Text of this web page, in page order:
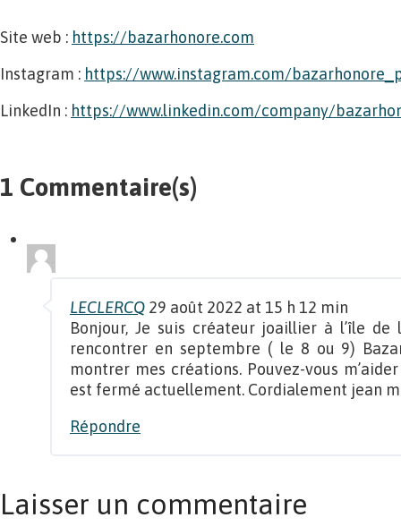
Site web : https://bazarhonore.com
Instagram : https://www.instagram.com/
LinkedIn : https://www.linkedin.com/company/
1 Commentaire(s)
LECLERCQ 29 août 2022 at 15 h 12 min
Bonjour, Je suis créateur joaillier à l’île
rencontrer en septembre ( le 8 ou 9)
montrer mes créations. Pouvez-vous
est fermé actuellement. Cordialement jean
Répondre
Laisser un commentaire